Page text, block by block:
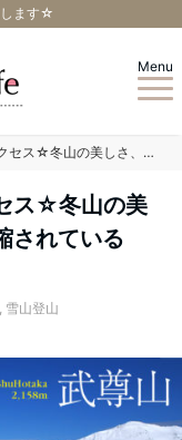
します☆
Menu
スキーバスを使って楽々アクセス☆冬山の美しさ、雪山登山の楽しさが凝縮されている【上州武尊山】へ
ス☆冬山の美
されている
, 雪山登山